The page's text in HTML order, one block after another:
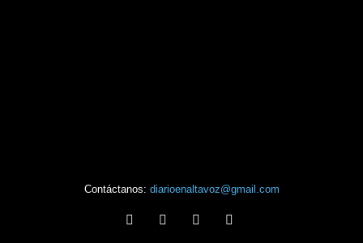
Contáctanos: diarioenaltavoz@gmail.com